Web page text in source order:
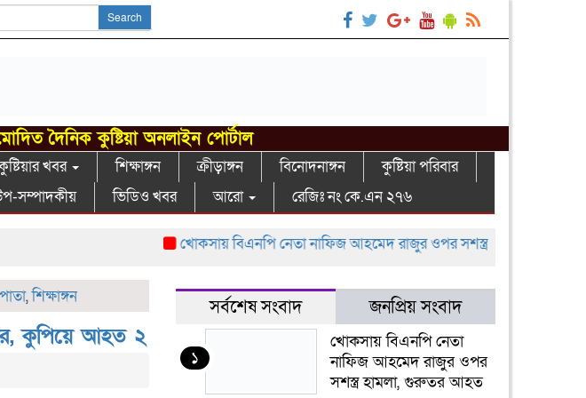
Search
দৈনিক কুষ্টিয়া অনলাইন পোর্টাল
খবর শিক্ষাঙ্গন ক্রীড়াঙ্গন বিনোদনাঙ্গন
কুষ্টিয়া পরিবার
সম্পাদকীয় ভিডিও খবর আরো রেজিঃ নং কে.এন ২৭৬
খোকসায় বিএনপি নেতা নাফিজ আহমেদ রাজুর ওপর সশস্ত্র হামলা, গুরুতর আহত
,শিক্ষাঙ্গন
কুপিয়ে আহত ২
সর্বশেষ সংবাদ জনপ্রিয় সংবাদ
১
খোকসায় বিএনপি নেতা
নাফিজ আহমেদ রাজুর ওপর
সশস্ত্র হামলা, গুরুতর আহত